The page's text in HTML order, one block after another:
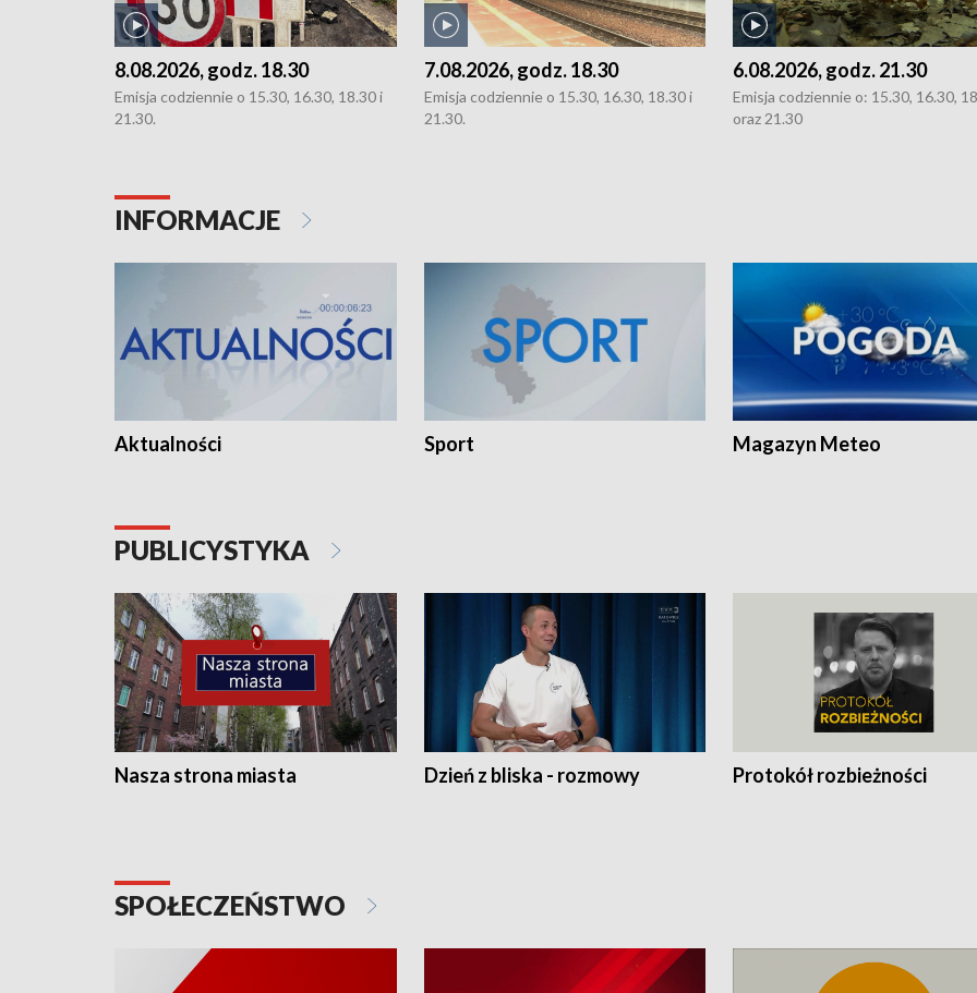
8.08.2026, godz. 18.30
Emisja codziennie o 15.30, 16.30, 18.30 i
21.30.
7.08.2026, godz. 18.30
Emisja codziennie o 15.30, 16.30, 18.30 i
21.30.
6.08.2026, godz. 21.30
Emisja codziennie o: 15.30, 16.30,
oraz 21.30
INFORMACJE
Aktualności Sport Magazyn Meteo
PUBLICYSTYKA
Nasza strona miasta Dzień z bliska - rozmowy Protokół rozbieżności
SPOŁECZEŃSTWO